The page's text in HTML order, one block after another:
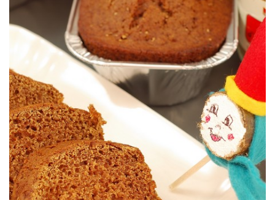
PAIN D’ÉPICES VEGAN
Une version vegan du pain d’épices traditionnel où le miel est
remplacé par du sirop d’érable.